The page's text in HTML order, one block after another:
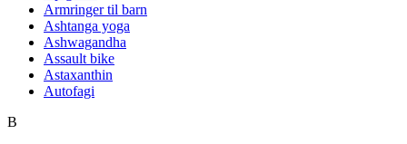
Armringer til barn
Ashtanga yoga
Ashwagandha
Assault bike
Astaxanthin
Autofagi
B